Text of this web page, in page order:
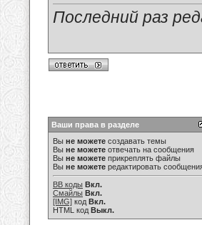
Последний раз
Ваши права в разделе
Вы не можете создавать темы
Вы не можете отвечать на сообщения
Вы не можете прикреплять файлы
Вы не можете редактировать
BB коды Вкл.
Смайлы Вкл.
[IMG] код Вкл.
HTML код Выкл.